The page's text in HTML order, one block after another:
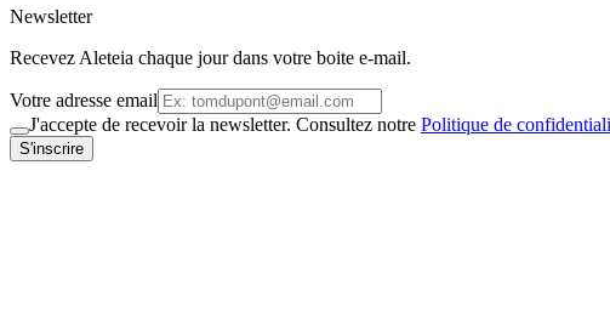
Newsletter
Recevez Aleteia chaque jour dans votre boite e-mail.
Votre adresse email
J'accepte de recevoir la newsletter. Consultez notre Politique de
S'inscrire